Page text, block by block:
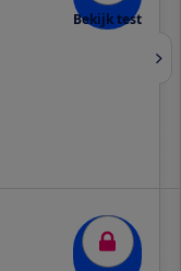
Bekijk test